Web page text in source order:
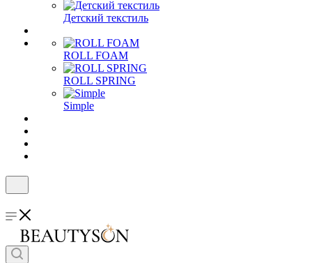
Детский текстиль
ROLL FOAM
ROLL SPRING
Simple